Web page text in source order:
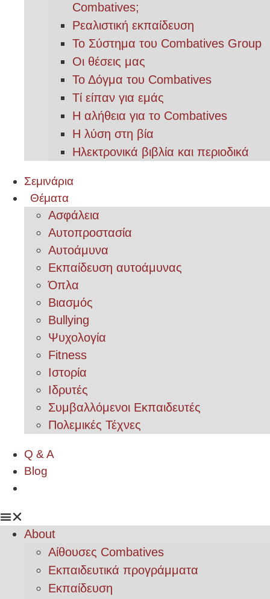
Combatives;
Ρεαλιστική εκπαίδευση
Το Σύστημα του Combatives Group
Οι θέσεις μας
Το Δόγμα του Combatives
Τί είπαν για εμάς
Η αλήθεια για το Combatives
Η λύση στη βία
Ηλεκτρονικά βιβλία και περιοδικά
Σεμινάρια
Θέματα
Ασφάλεια
Αυτοπροστασία
Αυτοάμυνα
Εκπαίδευση αυτοάμυνας
Όπλα
Βιασμός
Bullying
Ψυχολογία
Fitness
Ιστορία
Ιδρυτές
Συμβαλλόμενοι Εκπαιδευτές
Πολεμικές Τέχνες
Q & A
Blog
About
Αίθουσες Combatives
Εκπαιδευτικά προγράμματα
Εκπαίδευση